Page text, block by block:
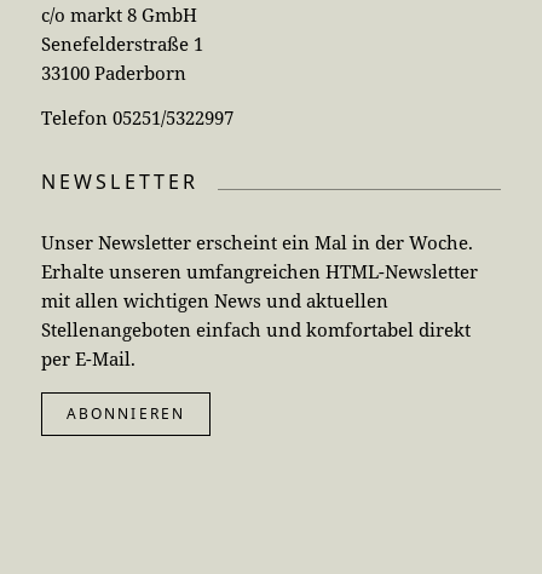
c/o markt 8 GmbH
Senefelderstraße 1
33100 Paderborn
Telefon 05251/5322997
NEWSLETTER
Unser Newsletter erscheint ein Mal in der Woche.
Erhalte unseren umfangreichen HTML-Newsletter
mit allen wichtigen News und aktuellen
Stellenangeboten einfach und komfortabel direkt
per E-Mail.
ABONNIEREN